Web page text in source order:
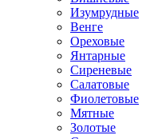
Изумрудные
Венге
Ореховые
Янтарные
Сиреневые
Салатовые
Фиолетовые
Мятные
Золотые